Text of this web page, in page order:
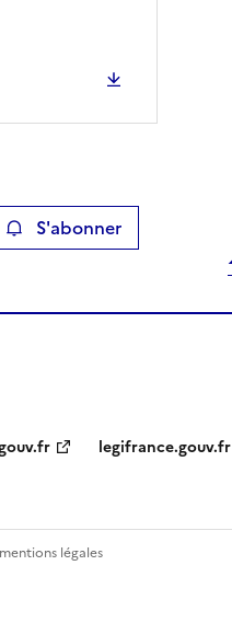
S'abonner
legifrance.gouv.fr
légales